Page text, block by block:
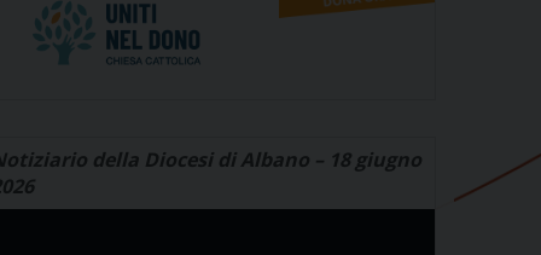
della Diocesi di Albano – 18 giugno